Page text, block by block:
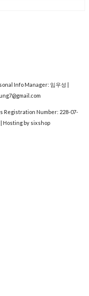
Info Manager: 임우성 |
Registration Number: 228-07-
| Hosting by sixshop